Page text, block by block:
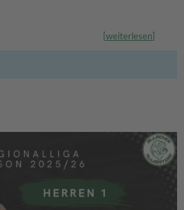
[weiterlesen]